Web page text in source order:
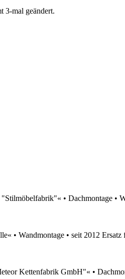
3-mal geändert.
• Dachmontage •
• Wandmontage • seit 2012
Kettenfabrik GmbH"« •